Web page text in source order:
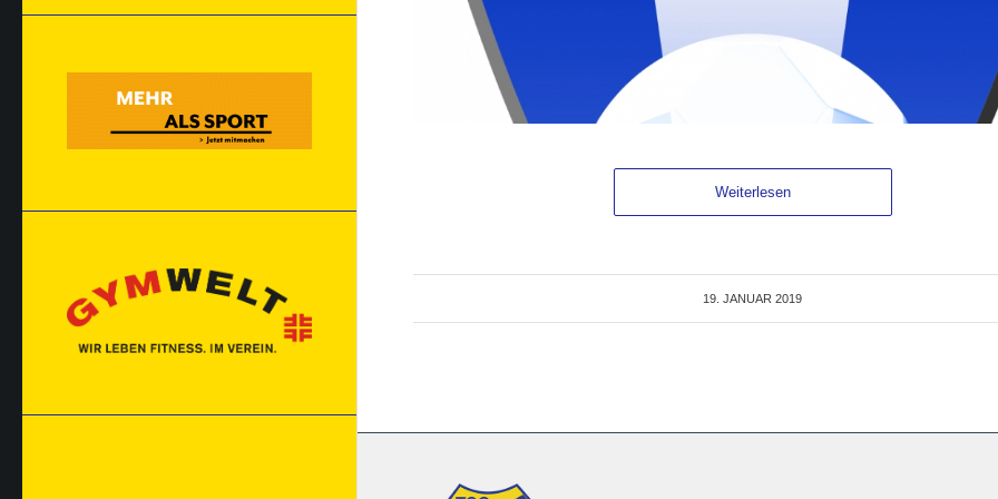
Weiterlesen
19. JANUAR 2019